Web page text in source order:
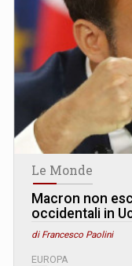
Le Monde
Macron non
occidentali in
di Francesco Paolini
EUROPA